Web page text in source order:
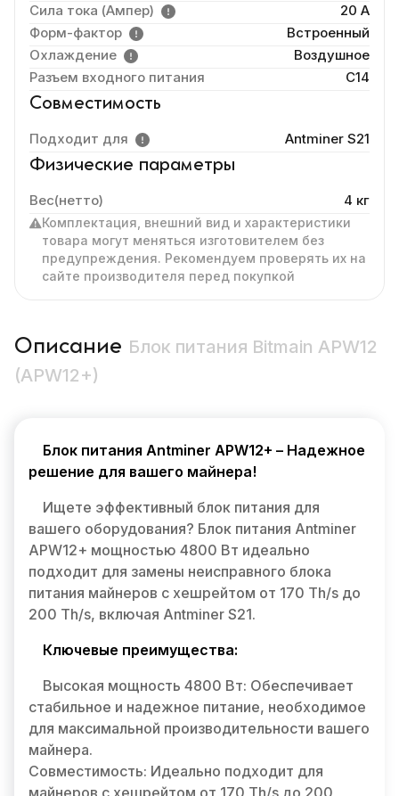
Сила тока (Ампер)
20 A
Форм-фактор
Встроенный
Охлаждение
Воздушное
Разъем входного питания
C14
Совместимость
Подходит для Antminer S21
Физические параметры
Вес(нетто) 4 кг
Комплектация, внешний вид и характеристики
товара могут меняться изготовителем без
предупреждения. Рекомендуем проверять их на
сайте производителя перед покупкой
Описание Блок питания Bitmain APW12
(APW12+)
Блок питания Antminer APW12+ – Надежное
решение для вашего майнера!
Ищете эффективный блок питания для
вашего оборудования? Блок питания Antminer
APW12+ мощностью 4800 Вт идеально
подходит для замены неисправного блока
питания майнеров с хешрейтом от 170 Th/s до
200 Th/s, включая Antminer S21.
Ключевые преимущества:
Высокая мощность 4800 Вт: Обеспечивает
стабильное и надежное питание, необходимое
для максимальной производительности вашего
майнера.
Совместимость: Идеально подходит для
майнеров с хешрейтом от 170 Th/s до 200